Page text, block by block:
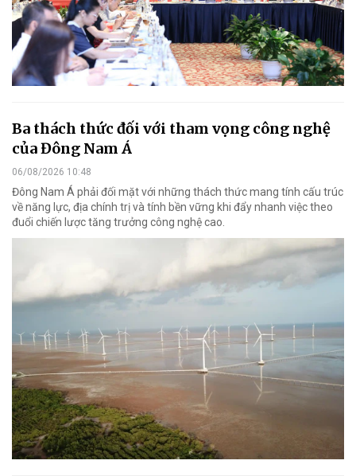
Ba thách thức đối với tham vọng công nghệ
của Đông Nam Á
06/08/2026 10:48
Đông Nam Á phải đối mặt với những thách thức mang tính cấu trúc
về năng lực, địa chính trị và tính bền vững khi đẩy nhanh việc theo
đuổi chiến lược tăng trưởng công nghệ cao.